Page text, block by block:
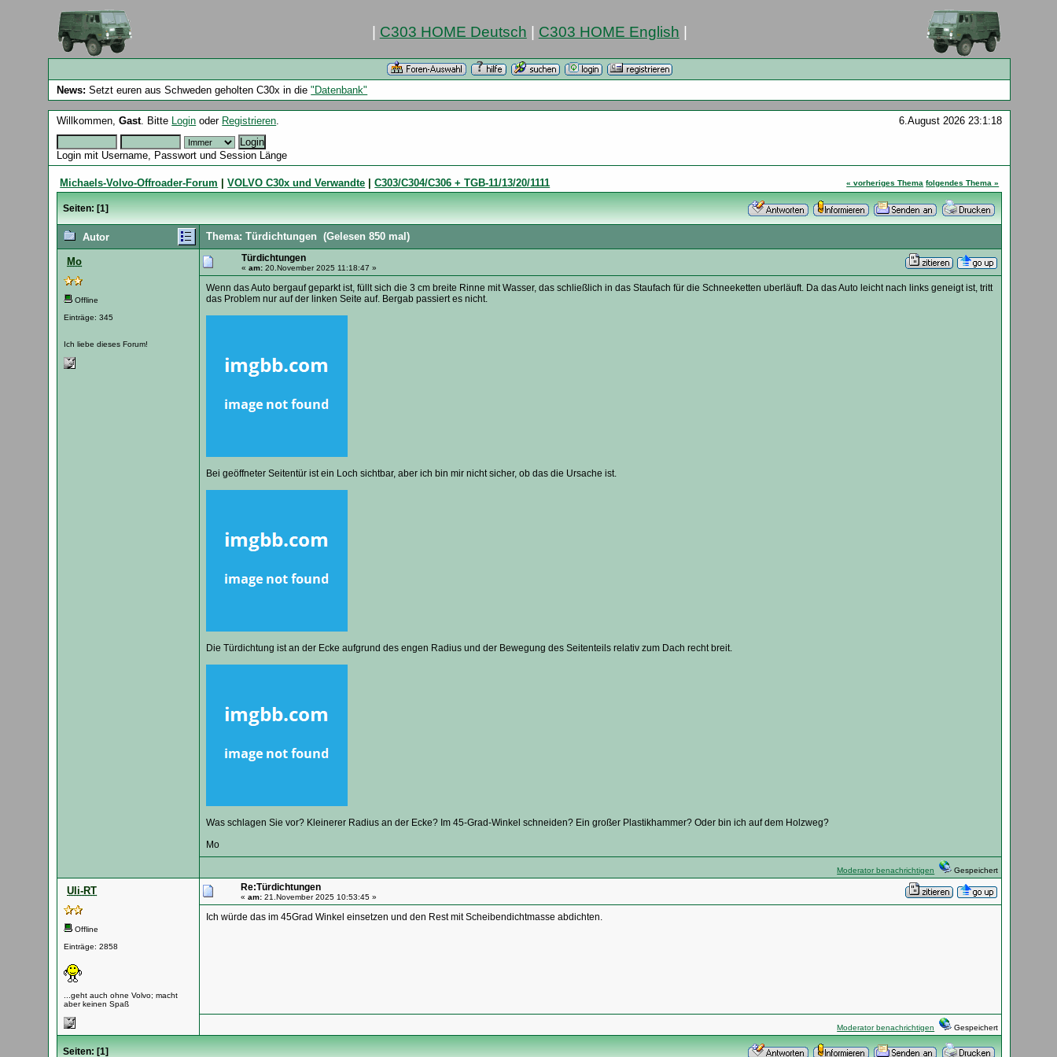
C303 HOME Deutsch C303 HOME English
News: Setzt euren aus Schweden geholten C30x in die"Datenbank"
Willkommen,Gast. Bitte Login oder Registrieren. 6.August 2026 23:1:18
Login mit Username, Passwort und Session Länge
Michaels-Volvo-Offroader-Forum |VOLVO C30x und Verwandte |C303/C304/C306 + TGB-11/13/20/1111 « vorheriges Thema folgendes Thema »
Seiten: [1]
Autor Thema: Türdichtungen (Gelesen 850 mal)
Mo
Offline
Einträge: 345
Ich liebe dieses Forum!
Türdichtungen
«am: 20.November 2025 11:18:47 »
Wenn das Auto bergauf geparkt ist, füllt sich die 3 cm breite Rinne mit Wasser, das schließlich in das Staufach für die Schneeketten uberläuft. Da das Auto leicht nach links geneigt ist, tritt
das Problem nur auf der linken Seite auf. Bergab passiert es nicht.
Bei geöffneter Seitentür ist ein Loch sichtbar, aber ich bin mir nicht sicher, ob das die Ursache ist.
Die Türdichtung ist an der Ecke aufgrund des engen Radius und der Bewegung des Seitenteils relativ zum Dach recht breit.
Was schlagen Sie vor? Kleinerer Radius an der Ecke? Im 45-Grad-Winkel schneiden? Ein großer Plastikhammer? Oder bin ich auf dem Holzweg?
Mo
Moderator benachrichtigen Gespeichert
Uli-RT
Offline
Einträge: 2858
...geht auch ohne Volvo; macht
aber keinen Spaß
Re:Türdichtungen
«am: 21.November 2025 10:53:45 »
Ich würde das im 45Grad Winkel einsetzen und den Rest mit Scheibendichtmasse abdichten.
Moderator benachrichtigen Gespeichert
Seiten: [1]